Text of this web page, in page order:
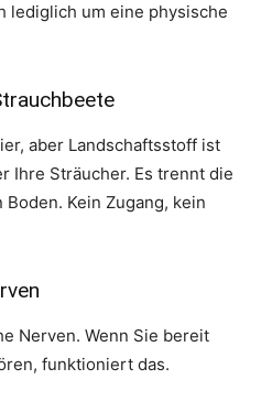
lediglich um eine physische
aber Landschaftsstoff ist
Ihre Sträucher. Es trennt die
Kein Zugang, kein
Nerven. Wenn Sie bereit
funktioniert das.